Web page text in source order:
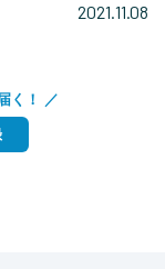
2021.11.08
く！ ／